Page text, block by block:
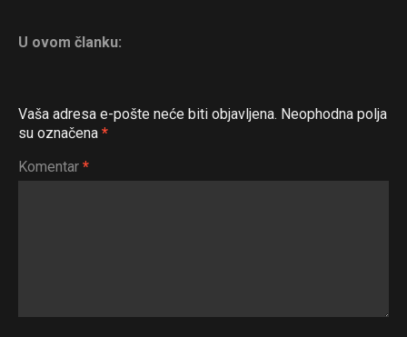
U ovom članku:
Vaša adresa e-pošte neće biti objavljena. Neophodna polja
su označena *
Komentar *